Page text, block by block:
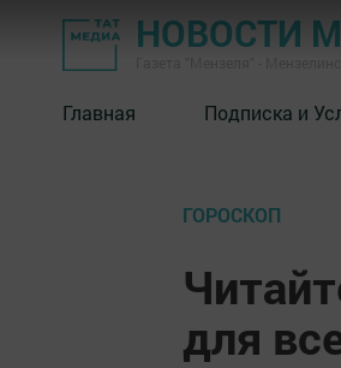
НОВОСТИ
Главная Подписка и
ГОРОСКОП
для